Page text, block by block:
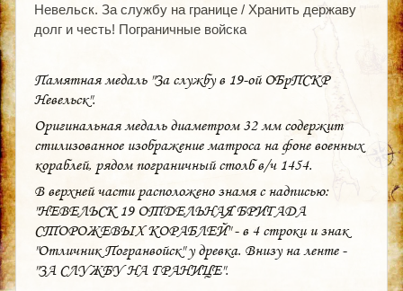
Невельск. За службу на границе / Хранить державу
долг и честь! Пограничные войска
Памятная медаль "За службу в 19-ой ОБрПСКР
Невельск".
Оригинальная медаль диаметром 32 мм содержит
стилизованное изображение матроса на фоне военных
кораблей, рядом пограничный столб в/ч 1454.
В верхней части расположено знамя с надписью:
"НЕВЕЛЬСК 19 ОТДЕЛЬНАЯ БРИГАДА
СТОРОЖЕВЫХ КОРАБЛЕЙ" - в 4 строки и знак
"Отличник Погранвойск" у древка. Внизу на ленте -
"ЗА СЛУЖБУ НА ГРАНИЦЕ".